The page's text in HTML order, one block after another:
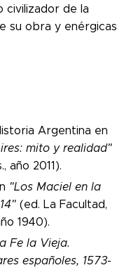
civilizador de la
su obra y enérgicas
Argentina en
mito y realidad"
año 2011).
"Los Maciel en la
(ed. La Facultad,
1940).
Fe la Vieja.
españoles, 1573-